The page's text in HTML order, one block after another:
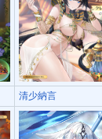
清少納言